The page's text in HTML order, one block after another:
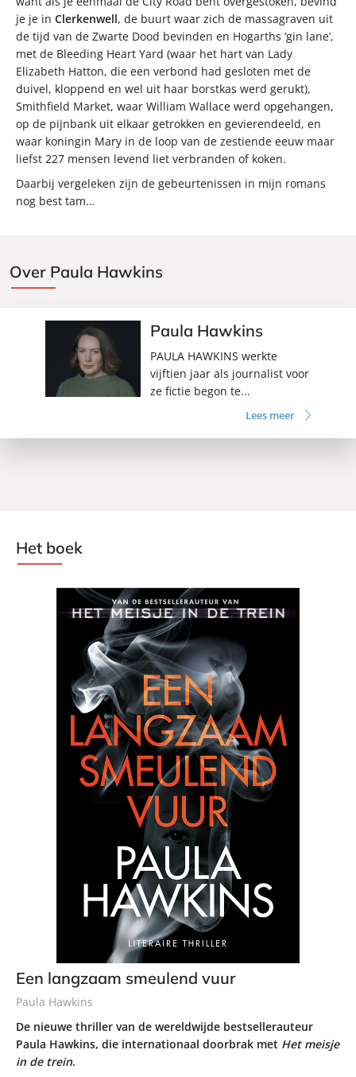
je je in Clerkenwell, de buurt waar zich de massagraven uit
de tijd van de Zwarte Dood bevinden en Hogarths ‘gin lane’,
met de Bleeding Heart Yard (waar het hart van Lady
Elizabeth Hatton, die een verbond had gesloten met de
duivel, kloppend en wel uit haar borstkas werd gerukt),
Smithfield Market, waar William Wallace werd opgehangen,
op de pijnbank uit elkaar getrokken en gevierendeeld, en
waar koningin Mary in de loop van de zestiende eeuw maar
liefst 227 mensen levend liet verbranden of koken.
Daarbij vergeleken zijn de gebeurtenissen in mijn romans
nog best tam…
Over Paula Hawkins
Paula Hawkins
PAULA HAWKINS werkte
vijftien jaar als journalist voor
ze fictie begon te...
Lees meer
Het boek
Een langzaam smeulend vuur
Paula Hawkins
De nieuwe thriller van de wereldwijde bestsellerauteur
Paula Hawkins, die internationaal doorbrak met Het meisje
in de trein.